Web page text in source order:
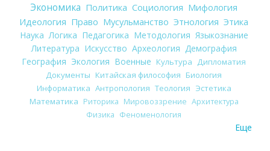
Экономика Политика Социология Мифология
Идеология Право Мусульманство Этнология Этика
Наука Логика Педагогика Методология Языкознание
Литература Искусство Археология Демография
География Экология Военные Культура
Дипломатия
Документы Китайская философия Биология
Информатика Антропология Теология Эстетика
Математика Риторика Мировоззрение Архитектура
Физика Феноменология
Еще